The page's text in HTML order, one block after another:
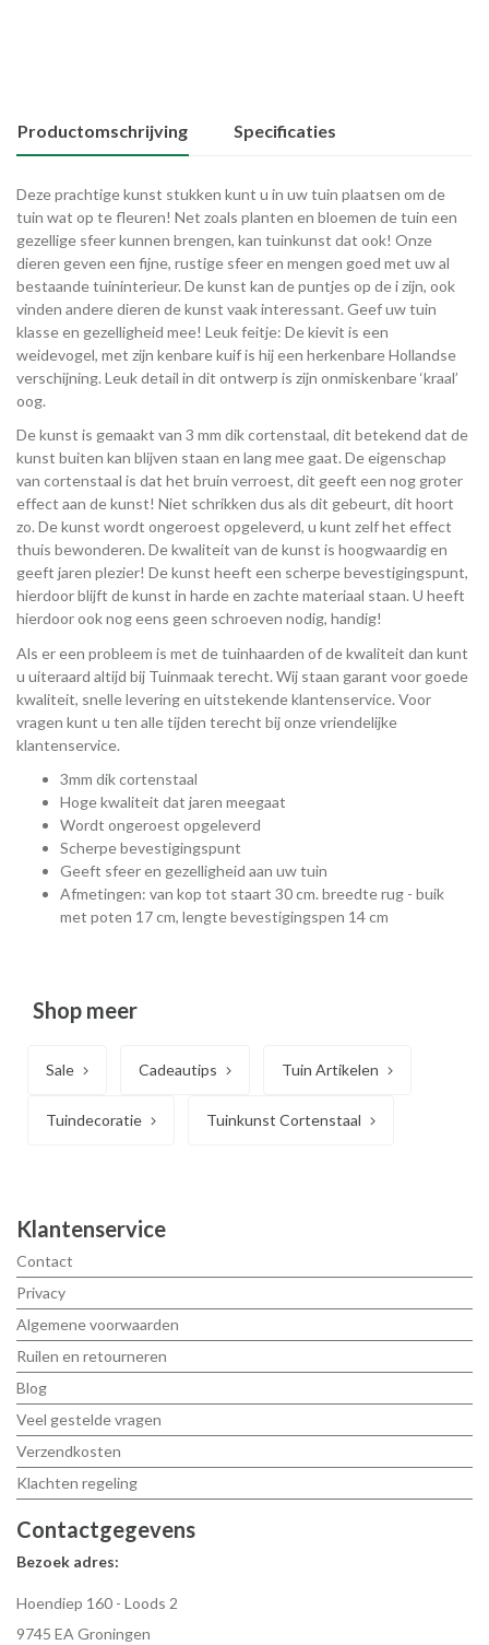
Productomschrijving Specificaties
Deze prachtige kunst stukken kunt u in uw tuin plaatsen om de
tuin wat op te fleuren! Net zoals planten en bloemen de tuin een
gezellige sfeer kunnen brengen, kan tuinkunst dat ook! Onze
dieren geven een fijne, rustige sfeer en mengen goed met uw al
bestaande tuininterieur. De kunst kan de puntjes op de i zijn, ook
vinden andere dieren de kunst vaak interessant. Geef uw tuin
klasse en gezelligheid mee! Leuk feitje: De kievit is een
weidevogel, met zijn kenbare kuif is hij een herkenbare Hollandse
verschijning. Leuk detail in dit ontwerp is zijn onmiskenbare ‘kraal’
oog.
De kunst is gemaakt van 3 mm dik cortenstaal, dit betekend dat de
kunst buiten kan blijven staan en lang mee gaat. De eigenschap
van cortenstaal is dat het bruin verroest, dit geeft een nog groter
effect aan de kunst! Niet schrikken dus als dit gebeurt, dit hoort
zo. De kunst wordt ongeroest opgeleverd, u kunt zelf het effect
thuis bewonderen. De kwaliteit van de kunst is hoogwaardig en
geeft jaren plezier! De kunst heeft een scherpe bevestigingspunt,
hierdoor blijft de kunst in harde en zachte materiaal staan. U heeft
hierdoor ook nog eens geen schroeven nodig, handig!
Als er een probleem is met de tuinhaarden of de kwaliteit dan kunt
u uiteraard altijd bij Tuinmaak terecht. Wij staan garant voor goede
kwaliteit, snelle levering en uitstekende klantenservice. Voor
vragen kunt u ten alle tijden terecht bij onze vriendelijke
klantenservice.
3mm dik cortenstaal
Hoge kwaliteit dat jaren meegaat
Wordt ongeroest opgeleverd
Scherpe bevestigingspunt
Geeft sfeer en gezelligheid aan uw tuin
Afmetingen: van kop tot staart 30 cm. breedte rug - buik
met poten 17 cm, lengte bevestigingspen 14 cm
Shop meer
Sale Cadeautips Tuin Artikelen
Tuindecoratie Tuinkunst Cortenstaal
Klantenservice
Contact
Privacy
Algemene voorwaarden
Ruilen en retourneren
Blog
Veel gestelde vragen
Verzendkosten
Klachten regeling
Contactgegevens
Bezoek adres:
Hoendiep 160 - Loods 2
9745 EA Groningen